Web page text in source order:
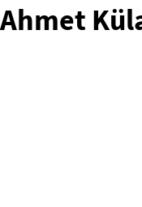
Ahmet